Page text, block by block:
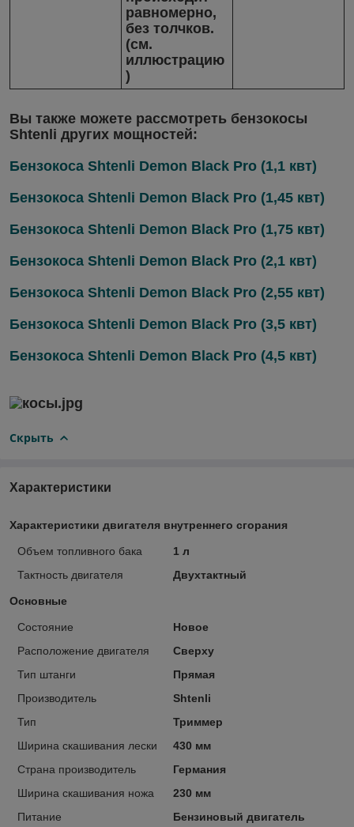
равномерно,
без толчков.
(см.
иллюстрацию
)
Вы также можете рассмотреть бензокосы
Shtenli других мощностей:
Бензокоса Shtenli Demon Black Pro (1,1 квт)
Бензокоса Shtenli Demon Black Pro (1,45 квт)
Бензокоса Shtenli Demon Black Pro (1,75 квт)
Бензокоса Shtenli Demon Black Pro (2,1 квт)
Бензокоса Shtenli Demon Black Pro (2,55 квт)
Бензокоса Shtenli Demon Black Pro (3,5 квт)
Бензокоса Shtenli Demon Black Pro (4,5 квт)
Скрыть
Характеристики
Характеристики двигателя внутреннего сгорания
Объем топливного бака
1 л
Тактность двигателя
Двухтактный
Основные
Состояние
Новое
Расположение двигателя
Сверху
Тип штанги
Прямая
Производитель
Shtenli
Тип
Триммер
Ширина скашивания лески
430 мм
Страна производитель
Германия
Ширина скашивания ножа
230 мм
Питание
Бензиновый двигатель